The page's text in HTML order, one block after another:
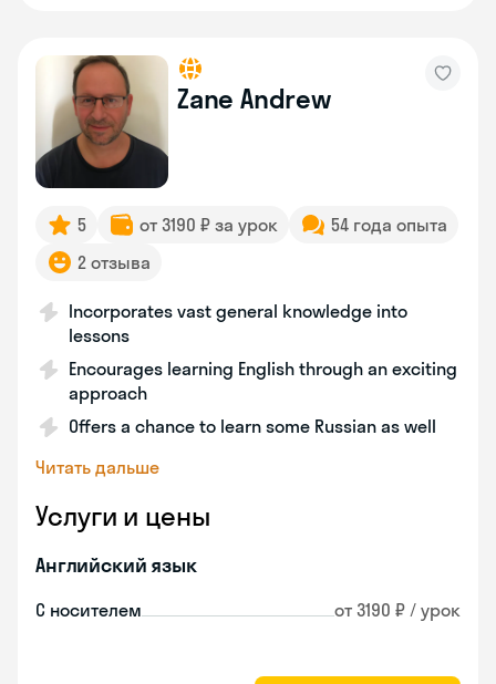
Zane Andrew
5 от 3190 ₽ за урок
54 года опыта
2 отзыва
Incorporates vast general knowledge into
lessons
Encourages learning English through an exciting
approach
Offers a chance to learn some Russian as well
Читать дальше
Услуги и цены
Английский язык
С носителем от 3190 ₽ / урок